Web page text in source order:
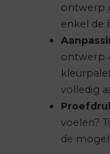
ontwerp
enkel de
ontwerp
volledig
voelen?
de